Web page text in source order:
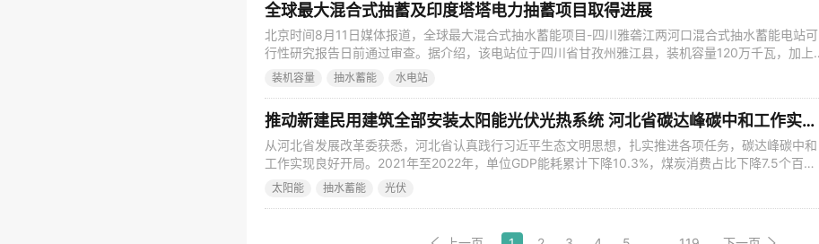
全球最大混合式抽蓄及印度塔塔电力抽蓄项目取得进展
北京时间8月11日媒体报道，全球最大混合式抽水蓄能项目-四川雅砻江两河口混合式抽水蓄能电站可
行性研究报告日前通过审查。据介绍，该电站位于四川省甘孜州雅江县，装机容量120万千瓦，加上
已建成的300万千瓦两河口水电站作为常规机组，项目总装机达420万千瓦；电站依托两河口水电站
装机容量 抽水蓄能 水电站
推动新建民用建筑全部安装太阳能光伏光热系统 河北省碳达峰碳中和工作实现良好开局
从河北省发展改革委获悉，河北省认真践行习近平生态文明思想，扎实推进各项任务，碳达峰碳中和
工作实现良好开局。2021年至2022年，单位GDP能耗累计下降10.3%，煤炭消费占比下降7.5个百分
点，新增可再生能源并网装机2523.6万千瓦。 “双碳”政策体系逐步完善。省委、省政府出台《关于完
太阳能 抽水蓄能 光伏